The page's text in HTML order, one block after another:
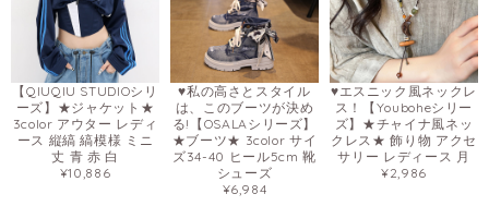
【QIUQIU STUDIOシリ
ーズ】★ジャケット★
3color アウター レディ
ース 縦縞 縞模様 ミニ
丈 青 赤 白
¥10,886
♥私の高さとスタイル
は、このブーツが決め
る!【OSALAシリーズ】
★ブーツ★ 3color サイ
ズ34-40 ヒール5cm 靴
シューズ
¥6,984
♥エスニック風ネックレ
ス！【Youboheシリー
ズ】★チャイナ風ネッ
クレス★ 飾り物 アクセ
サリー レディース 月
¥2,986